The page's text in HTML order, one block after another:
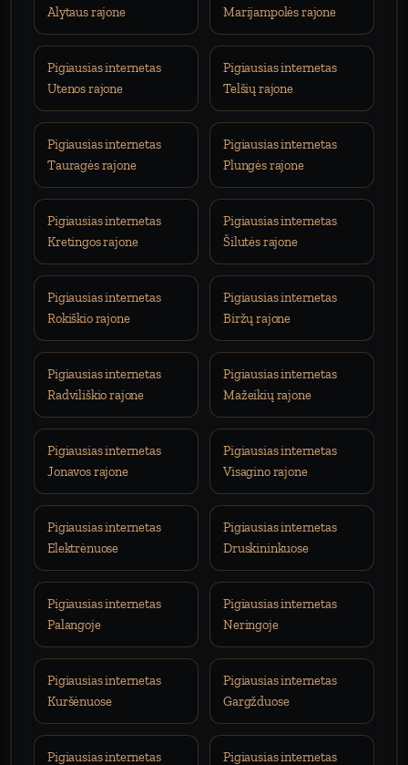
Alytaus rajone
Marijampolės rajone
Pigiausias internetas
Utenos rajone
Pigiausias internetas
Telšių rajone
Pigiausias internetas
Tauragės rajone
Pigiausias internetas
Plungės rajone
Pigiausias internetas
Kretingos rajone
Pigiausias internetas
Šilutės rajone
Pigiausias internetas
Rokiškio rajone
Pigiausias internetas
Biržų rajone
Pigiausias internetas
Radviliškio rajone
Pigiausias internetas
Mažeikių rajone
Pigiausias internetas
Jonavos rajone
Pigiausias internetas
Visagino rajone
Pigiausias internetas
Elektrėnuose
Pigiausias internetas
Druskininkuose
Pigiausias internetas
Palangoje
Pigiausias internetas
Neringoje
Pigiausias internetas
Kuršėnuose
Pigiausias internetas
Gargžduose
Pigiausias internetas Pigiausias internetas